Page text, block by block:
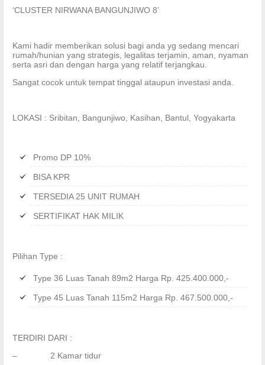
‘CLUSTER NIRWANA BANGUNJIWO 8’
Kami hadir memberikan solusi bagi anda yg sedang mencari
rumah/hunian yang strategis, legalitas terjamin, aman, nyaman
serta asri dan dengan harga yang relatif terjangkau.
Sangat cocok untuk tempat tinggal ataupun investasi anda.
LOKASI : Sribitan, Bangunjiwo, Kasihan, Bantul, Yogyakarta
Promo DP 10%
BISA KPR
TERSEDIA 25 UNIT RUMAH
SERTIFIKAT HAK MILIK
Pilihan Type :
Type 36 Luas Tanah 89m2 Harga Rp. 425.400.000,-
Type 45 Luas Tanah 115m2 Harga Rp. 467.500.000,-
TERDIRI DARI :
– 2 Kamar tidur